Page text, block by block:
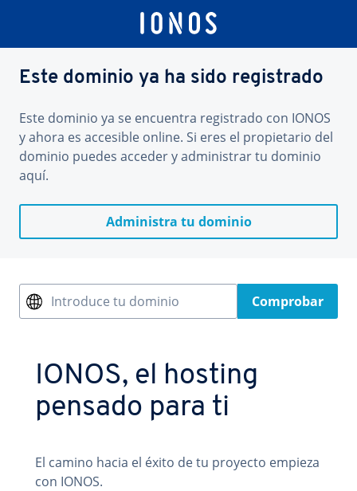
Este dominio ya ha sido registrado
Este dominio ya se encuentra registrado con IONOS
y ahora es accesible online. Si eres el propietario del
dominio puedes acceder y administrar tu dominio
aquí.
Administra tu dominio
Introduce tu dominio Comprobar
IONOS, el hosting
pensado para ti
El camino hacia el éxito de tu proyecto empieza
con IONOS.